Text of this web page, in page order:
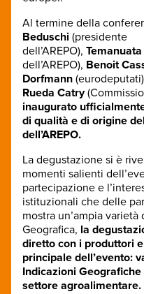
Al termine della
Beduschi (presidente
dell’AREPO), Temanuata
dell’AREPO), Benoit
Dorfmann
Rueda Catry
inaugurato
di qualità e di origine
dell’AREPO.
La degustazione si è
momenti salienti
partecipazione e
istituzionali che delle
mostra un’ampia
Geografica, la
diretto con i produttori
principale dell’evento:
Indicazioni
settore agroalimentare.